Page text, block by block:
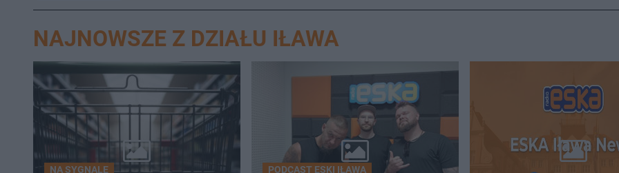
NAJNOWSZE Z DZIAŁU IŁAWA
NA SYGNALE PODCAST ESKI IŁAWA